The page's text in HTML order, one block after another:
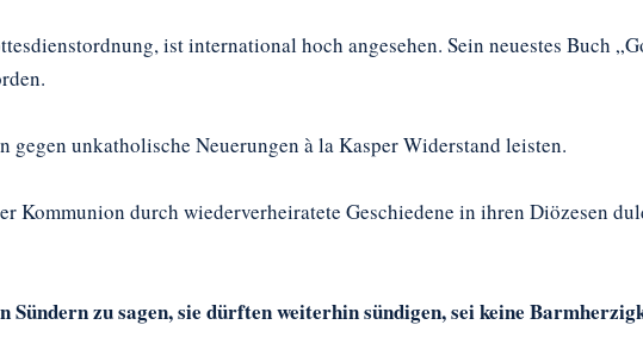
ist international hoch angesehen. Sein neuestes Buch
unkatholische Neuerungen à la Kasper Widerstand leisten.
Kommunion durch wiederverheiratete Geschiedene in ihren Diözesen
Sündern zu sagen, sie dürften weiterhin sündigen, sei keine